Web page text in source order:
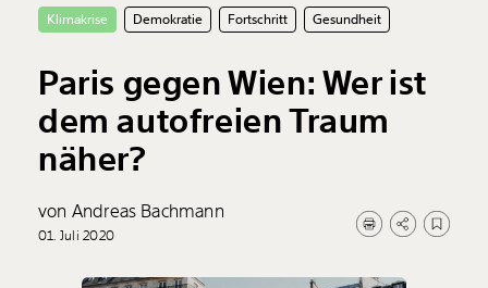
0Treffer 0
Klimakrise Demokratie Fortschritt Gesundheit
Paris gegen Wien: Wer ist
dem autofreien Traum
näher?
von Andreas Bachmann
01. Juli 2020